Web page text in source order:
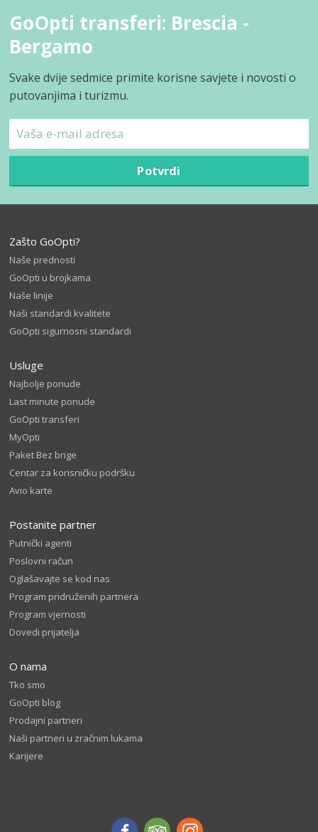
GoOpti transferi: Brescia -
Bergamo
Svake dvije sedmice primite korisne savjete i novosti o
putovanjima i turizmu.
Potvrdi
Zašto GoOpti?
Naše prednosti
GoOpti u brojkama
Naše linije
Naši standardi kvalitete
GoOpti sigurnosni standardi
Usluge
Najbolje ponude
Last minute ponude
GoOpti transferi
MyOpti
Paket Bez brige
Centar za korisničku podršku
Avio karte
Postanite partner
Putnički agenti
Poslovni račun
Oglašavajte se kod nas
Program pridruženih partnera
Program vjernosti
Dovedi prijatelja
O nama
Tko smo
GoOpti blog
Prodajni partneri
Naši partneri u zračnim lukama
Karijere